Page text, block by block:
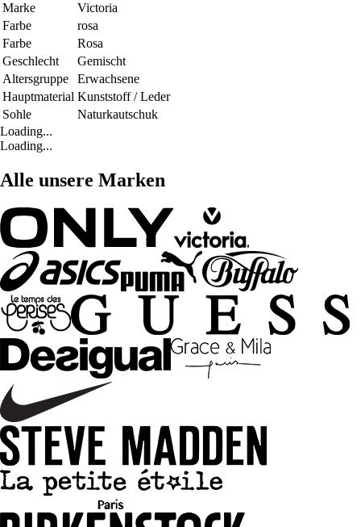
Marke
Victoria
Farbe
rosa
Farbe
Rosa
Geschlecht
Gemischt
Altersgruppe
Erwachsene
Hauptmaterial Kunststoff / Leder
Sohle
Naturkautschuk
Loading...
Loading...
Alle unsere Marken